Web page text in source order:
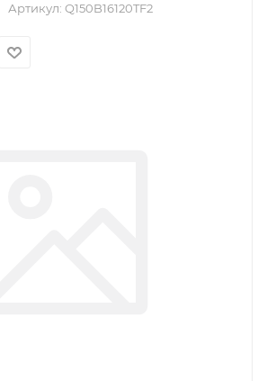
Артикул: Q150B16120TF2